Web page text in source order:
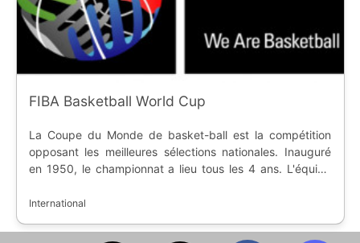
FIBA Basketball World Cup
La Coupe du Monde de basket-ball est la compétition
opposant les meilleures sélections nationales. Inauguré
en 1950, le championnat a lieu tous les 4 ans. L'équipe
Naismith, du nom de l'inventeur de ce sport.
International